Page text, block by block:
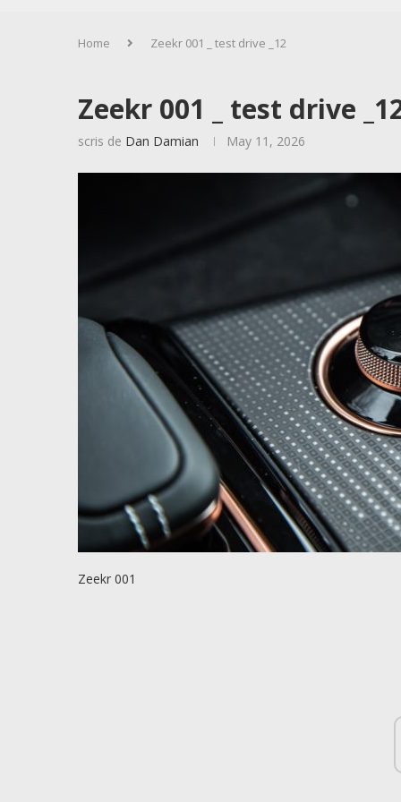
Home Zeekr 001 _ test drive _12
Zeekr 001 _ test drive
scris de Dan Damian May 11, 2026
Zeekr 001